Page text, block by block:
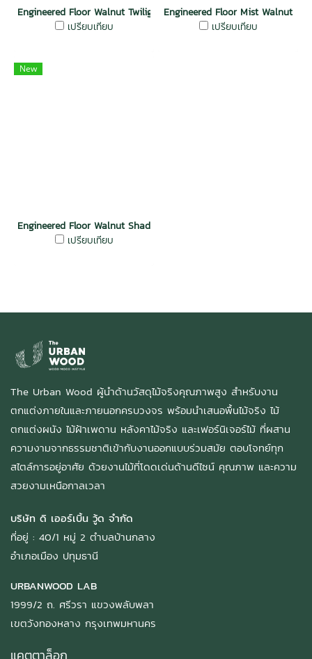
Engineered Floor Walnut Twilight
เปรียบเทียบ
Engineered Floor Mist Walnut
เปรียบเทียบ
New
Engineered Floor Walnut Shadow
เปรียบเทียบ
The Urban Wood ผู้นำด้านวัสดุไม้จริงคุณภาพสูง สำหรับงาน
ตกแต่งภายในและภายนอกครบวงจร พร้อมนำเสนอพื้นไม้จริง ไม้
ตกแต่งผนัง ไม้ฝ้าเพดาน หลังคาไม้จริง และเฟอร์นิเจอร์ไม้ ที่ผสาน
ความงามจากธรรมชาติเข้ากับงานออกแบบร่วมสมัย ตอบโจทย์ทุก
สไตล์การอยู่อาศัย ด้วยงานไม้ที่โดดเด่นด้านดีไซน์ คุณภาพ และความ
สวยงามเหนือกาลเวลา
บริษัท ดิ เออร์เบิ้น วู้ด จำกัด
ที่อยู่ : 40/1 หมู่ 2 ตำบลบ้านกลาง
อำเภอเมือง ปทุมธานี
URBANWOOD LAB
1999/2 ถ. ศรีวรา แขวงพลับพลา
เขตวังทองหลาง กรุงเทพมหานคร